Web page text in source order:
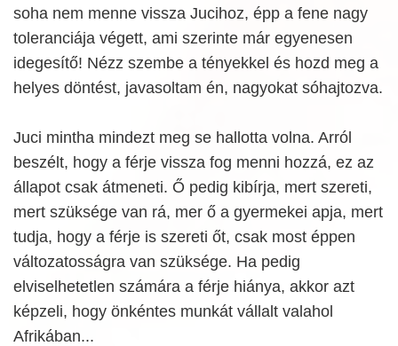
soha nem menne vissza Jucihoz, épp a fene nagy
toleranciája végett, ami szerinte már egyenesen
idegesítő! Nézz szembe a tényekkel és hozd meg a
helyes döntést, javasoltam én, nagyokat sóhajtozva.
Juci mintha mindezt meg se hallotta volna. Arról
beszélt, hogy a férje vissza fog menni hozzá, ez az
állapot csak átmeneti. Ő pedig kibírja, mert szereti,
mert szüksége van rá, mer ő a gyermekei apja, mert
tudja, hogy a férje is szereti őt, csak most éppen
változatosságra van szüksége. Ha pedig
elviselhetetlen számára a férje hiánya, akkor azt
képzeli, hogy önkéntes munkát vállalt valahol
Afrikában...